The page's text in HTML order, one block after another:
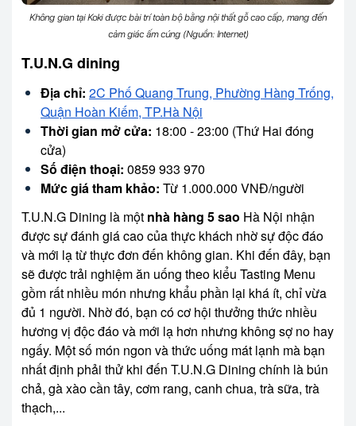
Không gian tại Koki được bài trí toàn bộ bằng nội thất gỗ cao cấp, mang đến
cảm giác ấm cúng (Nguồn: Internet)
T.U.N.G dining
Địa chỉ: 2C Phố Quang Trung, Phường Hàng Trống,
Quận Hoàn Kiếm, TP.Hà Nội
Thời gian mở cửa: 18:00 - 23:00 (Thứ Hai đóng
cửa)
Số điện thoại: 0859 933 970
Mức giá tham khảo: Từ 1.000.000 VNĐ/người
T.U.N.G Dining là một nhà hàng 5 sao Hà Nội nhận
được sự đánh giá cao của thực khách nhờ sự độc đáo
và mới lạ từ thực đơn đến không gian. Khi đến đây, bạn
sẽ được trải nghiệm ăn uống theo kiểu Tasting Menu
gồm rất nhiều món nhưng khẩu phần lại khá ít, chỉ vừa
đủ 1 người. Nhờ đó, bạn có cơ hội thưởng thức nhiều
hương vị độc đáo và mới lạ hơn nhưng không sợ no hay
ngấy. Một số món ngon và thức uống mát lạnh mà bạn
nhất định phải thử khi đến T.U.N.G Dining chính là bún
chả, gà xào cần tây, cơm rang, canh chua, trà sữa, trà
thạch,...